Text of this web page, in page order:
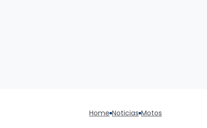
Home Noticias Motos